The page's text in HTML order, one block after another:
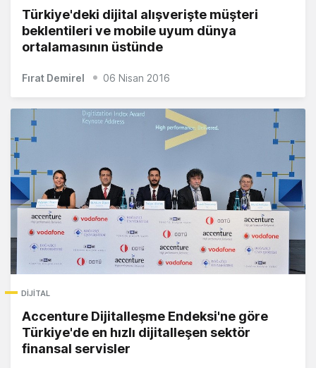
Türkiye'deki dijital alışverişte müşteri
beklentileri ve mobile uyum dünya
ortalamasının üstünde
Fırat Demirel 06 Nisan 2016
DIJITAL
Accenture Dijitalleşme Endeksi'ne göre
Türkiye'de en hızlı dijitalleşen sektör
finansal servisler